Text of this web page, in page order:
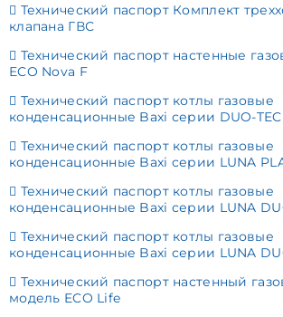
Технический паспорт Комплект
клапана ГВС
Технический паспорт настенные
ECO Nova F
Технический паспорт котлы газовые
конденсационные Baxi серии DUO-TEC
Технический паспорт котлы газовые
конденсационные Baxi серии LUNA
Технический паспорт котлы газовые
конденсационные Baxi серии LUNA
Технический паспорт котлы газовые
конденсационные Baxi серии LUNA
Технический паспорт настенный
модель ECO Life